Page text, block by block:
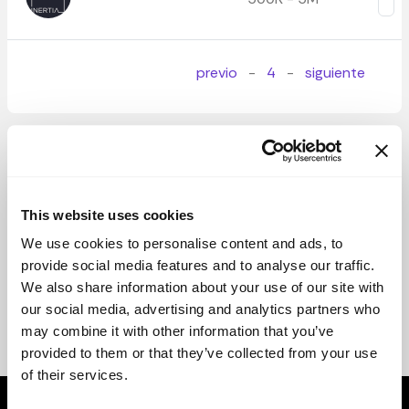
This website uses cookies
We use cookies to personalise content and ads, to
provide social media features and to analyse our traffic.
We also share information about your use of our site with
our social media, advertising and analytics partners who
may combine it with other information that you’ve
provided to them or that they’ve collected from your use
of their services.
previo - 4 - siguiente